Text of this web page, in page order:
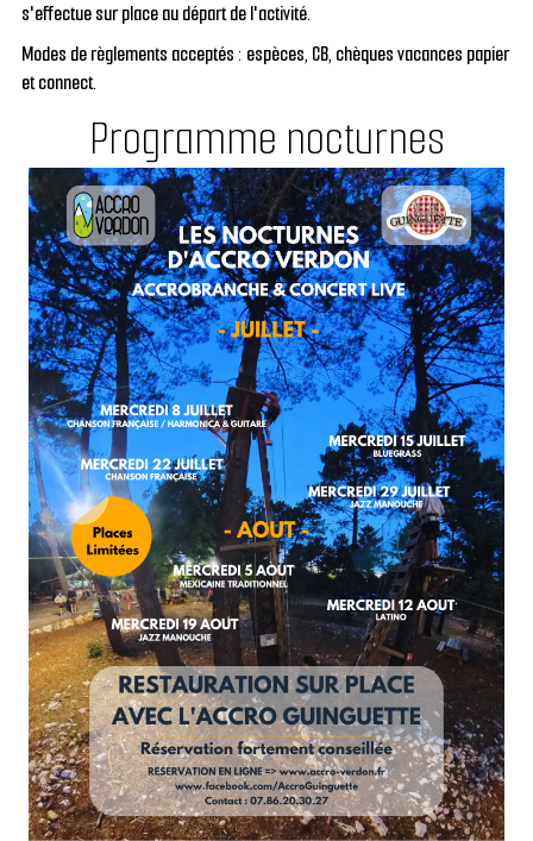
s'effectue sur place au départ de l'activité.
Modes de règlements acceptés : espèces, CB, chèques vacances papier
et connect.
Programme nocturnes